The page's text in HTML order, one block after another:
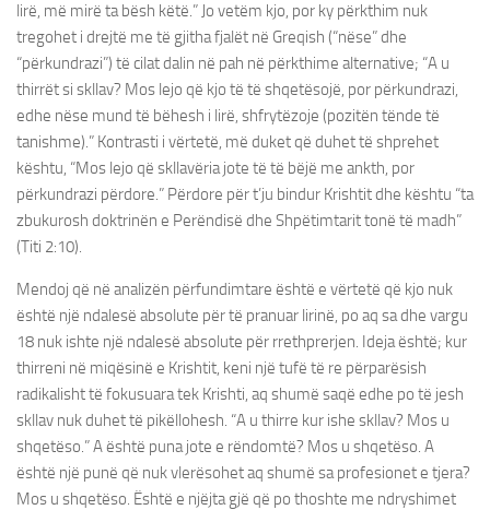
lirë, më mirë ta bësh këtë.” Jo vetëm kjo, por ky përkthim nuk
tregohet i drejtë me të gjitha fjalët në Greqish (“nëse” dhe
“përkundrazi”) të cilat dalin në pah në përkthime alternative; “A u
thirrët si skllav? Mos lejo që kjo të të shqetësojë, por përkundrazi,
edhe nëse mund të bëhesh i lirë, shfrytëzoje (pozitën tënde të
tanishme).” Kontrasti i vërtetë, më duket që duhet të shprehet
kështu, “Mos lejo që skllavëria jote të të bëjë me ankth, por
përkundrazi përdore.” Përdore për t’ju bindur Krishtit dhe kështu “ta
zbukurosh doktrinën e Perëndisë dhe Shpëtimtarit tonë të madh”
(Titi 2:10).
Mendoj që në analizën përfundimtare është e vërtetë që kjo nuk
është një ndalesë absolute për të pranuar lirinë, po aq sa dhe vargu
18 nuk ishte një ndalesë absolute për rrethprerjen. Ideja është; kur
thirreni në miqësinë e Krishtit, keni një tufë të re përparësish
radikalisht të fokusuara tek Krishti, aq shumë saqë edhe po të jesh
skllav nuk duhet të pikëllohesh. “A u thirre kur ishe skllav? Mos u
shqetëso.” A është puna jote e rëndomtë? Mos u shqetëso. A
është një punë që nuk vlerësohet aq shumë sa profesionet e tjera?
Mos u shqetëso. Është e njëjta gjë që po thoshte me ndryshimet